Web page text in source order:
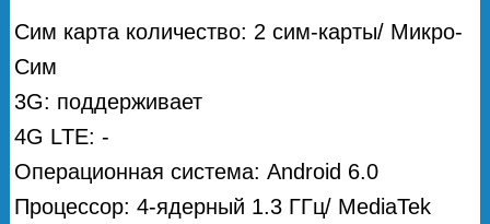
Сим карта количество: 2 сим-карты/ Микро-
Сим
3G: поддерживает
4G LTE: -
Операционная система: Android 6.0
Процессор: 4-ядерный 1.3 ГГц/ MediaTek